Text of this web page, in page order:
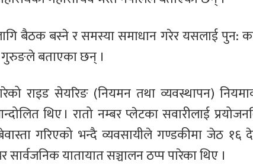
बैठक बस्ने र समस्या समाधान गरेर यसलाई पुन:
गुरुङले बताएका छन् ।
राइड सेयरिङ (नियमन तथा व्यवस्थापन)
थिए । रातो नम्बर प्लेटका सवारीलाई
गरिएको भन्दै व्यवसायीले गण्डकीमा जेठ १६
यातायात सञ्चालन ठप्प पारेका थिए ।